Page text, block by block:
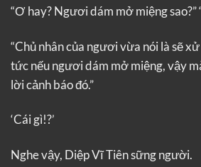
“Ơ hay? Ngươi dám mở miệng sao?”
“Chủ nhân của ngươi vừa nói là sẽ
tức nếu ngươi dám mở miệng, vậy
lời cảnh báo đó.”
‘Cái gì!?’
Nghe vậy, Diệp Vĩ Tiên sững người.